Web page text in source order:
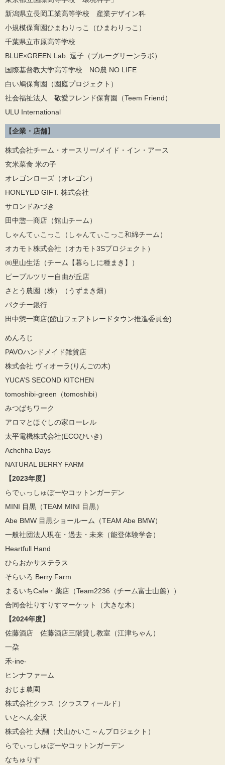
新潟県立長岡工業高等学校 産業デザイン科
小規模保育園ひまわりっこ（ひまわりっこ）
千葉県立市原高等学校
BLUE×GREEN Lab. 逗子（ブルーグリーンラボ）
国際基督教大学高等学校 NO農 NO LIFE
白い鳩保育園（園庭プロジェクト）
社会福祉法人 敬愛フレンド保育園（Teem Friend）
ULU International
【企業・店舗】
株式会社チーム・オースリー/メイド・イン・アース
玄米菜食 米の子
オレゴンローズ（オレゴン）
HONEYED GIFT. 株式会社
サロンドみづき
田中惣一商店（館山チーム）
しゃんてぃこっこ（しゃんてぃこっこ和綿チーム）
オカモト株式会社（オカモト3Sプロジェクト）
㈱里山生活（チーム【暮らしに種まき】）
ピープルツリー自由が丘店
さとう農園（株）（うずまき畑）
パクチー銀行
田中惣一商店(館山フェアトレードタウン推進委員会)
めんろじ
PAVOハンドメイド雑貨店
株式会社 ヴィオーラ(りんごの木)
YUCA’S SECOND KITCHEN
tomoshibi-green（tomoshibi）
みつばちワーク
アロマとほぐしの家ローレル
太平電機株式会社(ECOひいき)
Achchha Days
NATURAL BERRY FARM
【2023年度】
らでぃっしゅぼーやコットンガーデン
MINI 目黒（TEAM MINI 目黒）
Abe BMW 目黒ショールーム（TEAM Abe BMW）
一般社団法人現在・過去・未来（能登体験学舎）
Heartfull Hand
ひらおかサステラス
そらいろ Berry Farm
まるいちCafe・薬店（Team2236（チーム富士山麓））
合同会社りすりすマーケット（大きな木）
【2024年度】
佐藤酒店 佐藤酒店三階貸し教室（江津ちゃん）
一朶
禾-ine-
ヒンナファーム
おじま農園
株式会社クラス（クラスフィールド）
いとへん金沢
株式会社 大醐（犬山かいこ～んプロジェクト）
らでぃっしゅぼーやコットンガーデン
なちゅりす